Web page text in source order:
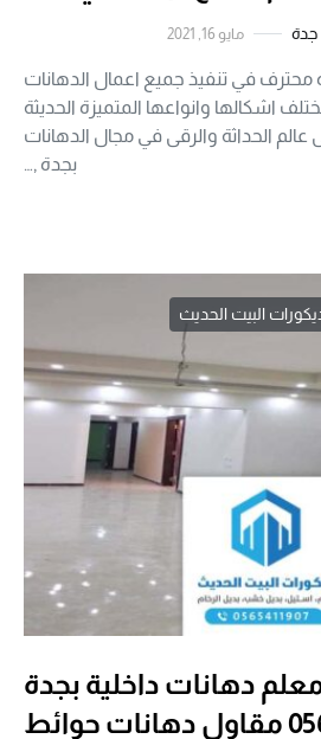
جدة مايو 16, 2021
محترف في تنفيذ جميع اعمال الدهانات
اشكالها وانواعها المتميزة الحديثة
الحداثة والرقى في مجال الدهانات
بجدة ,…
البيت الحديث
دهانات داخلية بجدة
ت:0560952067 مقاول دهانات حوائط